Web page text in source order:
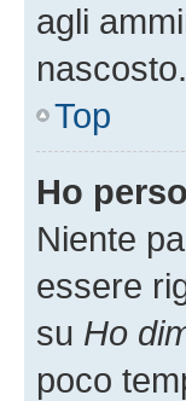
agli
nascosto.
Top
Ho
Niente
essere
su Ho
poco